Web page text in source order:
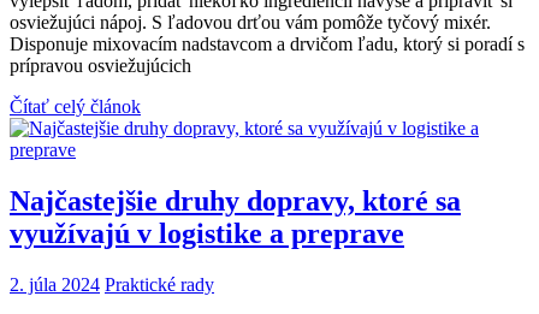
osviežujúci nápoj. S ľadovou drťou vám pomôže tyčový mixér.
Disponuje mixovacím nadstavcom a drvičom ľadu, ktorý si poradí s
prípravou osviežujúcich
Čítať celý článok
Najčastejšie druhy dopravy, ktoré sa
využívajú v logistike a preprave
2. júla 2024 Praktické rady